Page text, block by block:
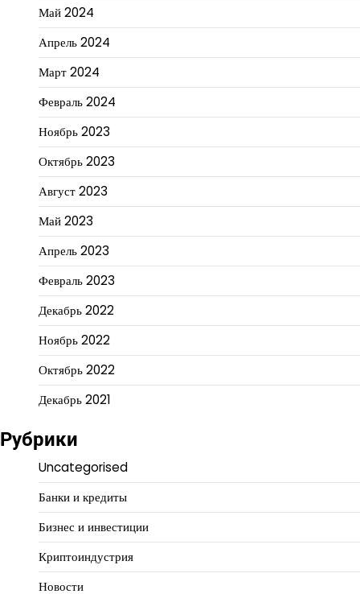
Май 2024
Апрель 2024
Март 2024
Февраль 2024
Ноябрь 2023
Октябрь 2023
Август 2023
Май 2023
Апрель 2023
Февраль 2023
Декабрь 2022
Ноябрь 2022
Октябрь 2022
Декабрь 2021
Рубрики
Uncategorised
Банки и кредиты
Бизнес и инвестиции
Криптоиндустрия
Новости